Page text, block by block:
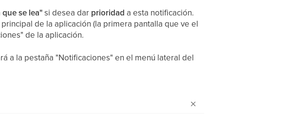
se lea"si desea dar prioridad a esta notificación.
de la aplicación (la primera pantalla que ve el
de la aplicación.
a la pestaña "Notificaciones" en el menú lateral del